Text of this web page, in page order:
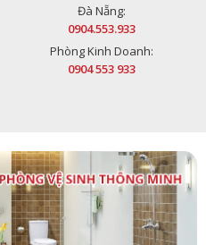
Đà Nẵng:
0904.553.933
Phòng Kinh Doanh:
0904 553 933